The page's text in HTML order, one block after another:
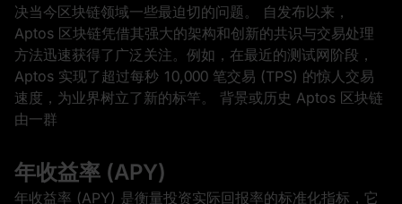
决当今区块链领域一些最迫切的问题。 自发布以来，
Aptos 区块链凭借其强大的架构和创新的共识与交易处理
方法迅速获得了广泛关注。例如，在最近的测试网阶段，
Aptos 实现了超过每秒 10,000 笔交易 (TPS) 的惊人交易
速度，为业界树立了新的标竿。 背景或历史 Aptos 区块链
由一群
年收益率 (APY)
年收益率 (APY) 是衡量投资实际回报率的标准化指标，它